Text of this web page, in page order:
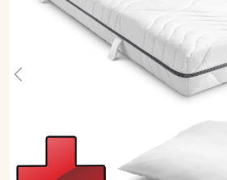
Previous